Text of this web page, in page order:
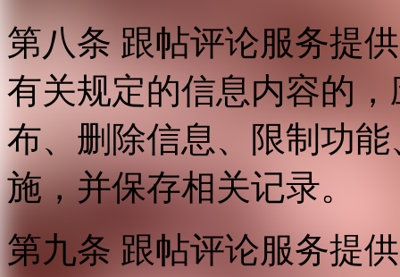
第八条 跟帖评论服务提
有关规定的信息内容的
布、删除信息、限制功
施，并保存相关记录。
第九条 跟帖评论服务提